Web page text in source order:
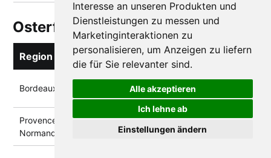
Interesse an unseren Produkten und
Dienstleistungen zu messen und
Marketinginteraktionen zu
personalisieren, um Anzeigen zu liefern
die für Sie relevanter sind.
Alle akzeptieren
Ich lehne ab
Einstellungen ändern
Osterferien 2026
Region Termine
Bordeaux, Lyon, Alpen (Zone A)
4. Apr - 20. Apr
2026
Provence, Elsass, Bretagne,
Normandie (Zone B)
11. Apr - 27. Apr
2026